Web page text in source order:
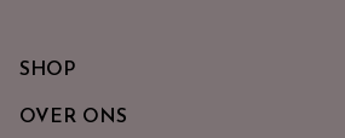
SHOP
OVER ONS